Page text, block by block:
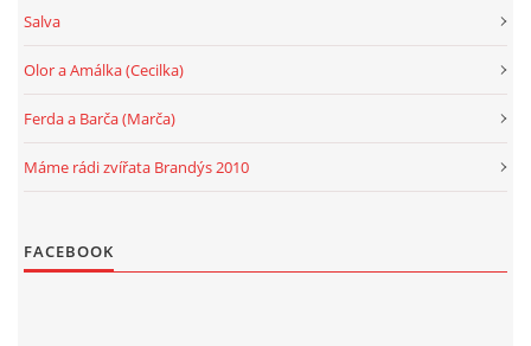
Salva
Olor a Amálka (Cecilka)
Ferda a Barča (Marča)
Máme rádi zvířata Brandýs 2010
FACEBOOK